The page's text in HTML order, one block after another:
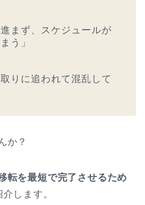
まず、スケジュールが
う」
りに追われて混乱して
か？
転を最短で完了させるため
介します。